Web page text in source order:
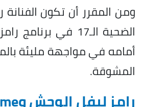
ومن المقرر أن تكون
أمامه في مواجهة مليئة
المشوقة.
رامز ليفل الوحش وSquid Game